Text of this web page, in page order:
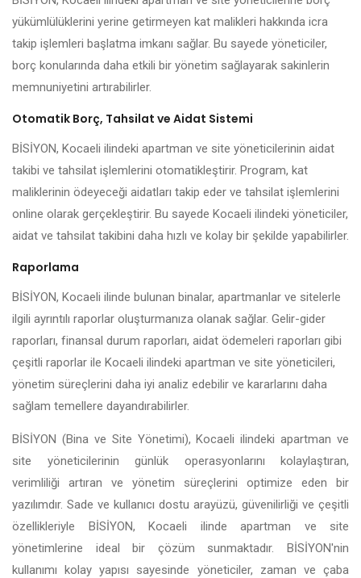
yükümlülüklerini yerine getirmeyen kat malikleri hakkında icra
takip işlemleri başlatma imkanı sağlar. Bu sayede yöneticiler,
borç konularında daha etkili bir yönetim sağlayarak sakinlerin
memnuniyetini artırabilirler.
Otomatik Borç, Tahsilat ve Aidat Sistemi
BİSİYON, Kocaeli ilindeki apartman ve site yöneticilerinin aidat
takibi ve tahsilat işlemlerini otomatikleştirir. Program, kat
maliklerinin ödeyeceği aidatları takip eder ve tahsilat işlemlerini
online olarak gerçekleştirir. Bu sayede Kocaeli ilindeki yöneticiler,
aidat ve tahsilat takibini daha hızlı ve kolay bir şekilde yapabilirler.
Raporlama
BİSİYON, Kocaeli ilinde bulunan binalar, apartmanlar ve sitelerle
ilgili ayrıntılı raporlar oluşturmanıza olanak sağlar. Gelir-gider
raporları, finansal durum raporları, aidat ödemeleri raporları gibi
çeşitli raporlar ile Kocaeli ilindeki apartman ve site yöneticileri,
yönetim süreçlerini daha iyi analiz edebilir ve kararlarını daha
sağlam temellere dayandırabilirler.
BİSİYON (Bina ve Site Yönetimi), Kocaeli ilindeki apartman ve
site yöneticilerinin günlük operasyonlarını kolaylaştıran,
verimliliği artıran ve yönetim süreçlerini optimize eden bir
yazılımdır. Sade ve kullanıcı dostu arayüzü, güvenilirliği ve çeşitli
özellikleriyle BİSİYON, Kocaeli ilinde apartman ve site
yönetimlerine ideal bir çözüm sunmaktadır. BİSİYON'nin
kullanımı kolay yapısı sayesinde yöneticiler, zaman ve çaba